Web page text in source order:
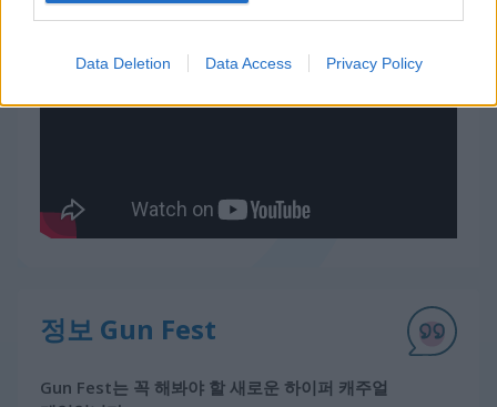
Data Deletion Data Access Privacy Policy
정보 Gun Fest
Gun Fest는 꼭 해봐야 할 새로운 하이퍼 캐주얼